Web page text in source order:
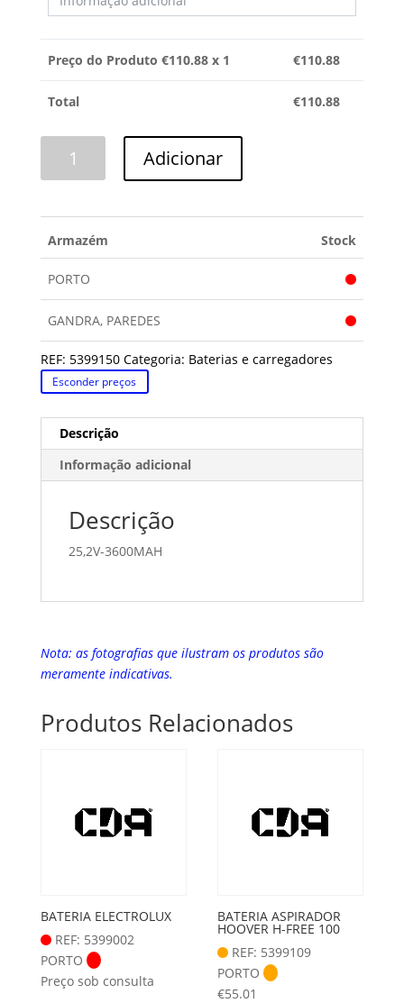
Preço do Produto €110.88 x 1 €110.88
Total €110.88
Adicionar
Armazém Stock
PORTO
GANDRA, PAREDES
REF: 5399150 Categoria: Baterias e carregadores
Esconder preços
Descrição
Informação adicional
Descrição
25,2V-3600MAH
Nota: as fotografias que ilustram os produtos são
meramente indicativas.
Produtos Relacionados
BATERIA ELECTROLUX
REF: 5399002
PORTO
Preço sob consulta
BATERIA ASPIRADOR
HOOVER H-FREE 100
REF: 5399109
PORTO
€55.01